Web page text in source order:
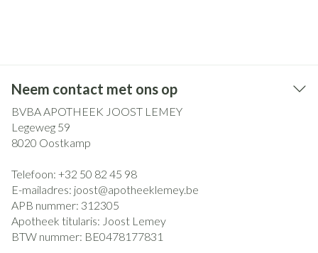
Neem contact met ons op
BVBA APOTHEEK JOOST LEMEY
Legeweg 59
8020 Oostkamp
Telefoon: +32 50 82 45 98
E-mailadres: joost@apotheeklemey.be
APB nummer: 312305
Apotheek titularis: Joost Lemey
BTW nummer: BE0478177831